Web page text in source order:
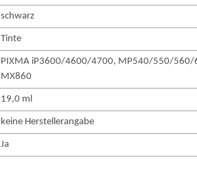
schwarz
Tinte
PIXMA iP3600/4600/4700, MP540/550/
MX860
19,0 ml
keine Herstellerangabe
Ja